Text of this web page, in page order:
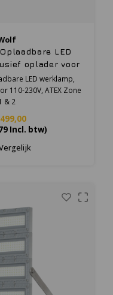
LED
oplader voor
Zone 1 & 2
LED werklamp,
110-230V, ATEX Zone
& 2
Incl. btw)